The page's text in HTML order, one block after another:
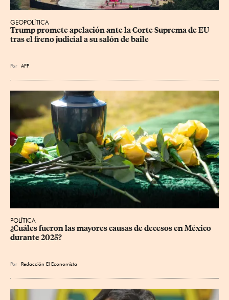
GEOPOLÍTICA
Trump promete apelación ante la Corte Suprema de EU
tras el freno judicial a su salón de baile
Por AFP
POLÍTICA
¿Cuáles fueron las mayores causas de decesos en México
durante 2025?
Por Redacción El Economista